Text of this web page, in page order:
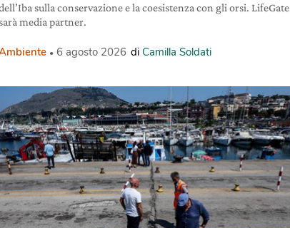
sulla conservazione e la coesistenza con gli orsi. LifeGate
sarà media partner.
6 agosto 2026 di Camilla Soldati